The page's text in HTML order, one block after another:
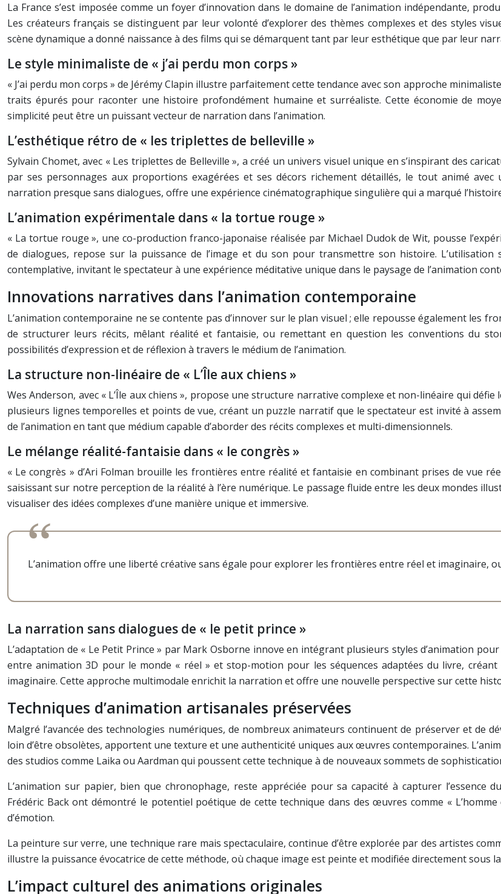
La France s’est imposée comme un foyer d’innovation dans le domaine de l’animation indépendante,
Les créateurs français se distinguent par leur volonté d’explorer des thèmes complexes et des styles
scène dynamique a donné naissance à des films qui se démarquent tant par leur esthétique que par leur
Le style minimaliste de « j’ai perdu mon corps »
« J’ai perdu mon corps » de Jérémy Clapin illustre parfaitement cette tendance avec son approche
traits épurés pour raconter une histoire profondément humaine et surréaliste. Cette économie de
simplicité peut être un puissant vecteur de narration dans l’animation.
L’esthétique rétro de « les triplettes de belleville »
Sylvain Chomet, avec « Les triplettes de Belleville », a créé un univers visuel unique en s’inspirant des
par ses personnages aux proportions exagérées et ses décors richement détaillés, le tout animé
narration presque sans dialogues, offre une expérience cinématographique singulière qui a marqué
L’animation expérimentale dans « la tortue rouge »
« La tortue rouge », une co-production franco-japonaise réalisée par Michael Dudok de Wit, pousse
de dialogues, repose sur la puissance de l’image et du son pour transmettre son histoire.
contemplative, invitant le spectateur à une expérience méditative unique dans le paysage de l’animation
Innovations narratives dans l’animation contemporaine
L’animation contemporaine ne se contente pas d’innover sur le plan visuel ; elle repousse également les
de structurer leurs récits, mêlant réalité et fantaisie, ou remettant en question les conventions du
possibilités d’expression et de réflexion à travers le médium de l’animation.
La structure non-linéaire de « L’Île aux chiens »
Wes Anderson, avec « L’Île aux chiens », propose une structure narrative complexe et non-linéaire qui
plusieurs lignes temporelles et points de vue, créant un puzzle narratif que le spectateur est invité à
de l’animation en tant que médium capable d’aborder des récits complexes et multi-dimensionnels.
Le mélange réalité-fantaisie dans « le congrès »
« Le congrès » d’Ari Folman brouille les frontières entre réalité et fantaisie en combinant prises de vue
saisissant sur notre perception de la réalité à l’ère numérique. Le passage fluide entre les deux mondes
visualiser des idées complexes d’une manière unique et immersive.
L’animation offre une liberté créative sans égale pour explorer les frontières entre réel et imaginaire,
La narration sans dialogues de « le petit prince »
L’adaptation de « Le Petit Prince » par Mark Osborne innove en intégrant plusieurs styles d’animation
entre animation 3D pour le monde « réel » et stop-motion pour les séquences adaptées du livre,
imaginaire. Cette approche multimodale enrichit la narration et offre une nouvelle perspective sur cette
Techniques d’animation artisanales préservées
Malgré l’avancée des technologies numériques, de nombreux animateurs continuent de préserver et de
loin d’être obsolètes, apportent une texture et une authenticité uniques aux œuvres contemporaines.
des studios comme Laika ou Aardman qui poussent cette technique à de nouveaux sommets de
L’animation sur papier, bien que chronophage, reste appréciée pour sa capacité à capturer l’essence
Frédéric Back ont démontré le potentiel poétique de cette technique dans des œuvres comme «
d’émotion.
La peinture sur verre, une technique rare mais spectaculaire, continue d’être explorée par des artistes
illustre la puissance évocatrice de cette méthode, où chaque image est peinte et modifiée directement sous
L’impact culturel des animations originales